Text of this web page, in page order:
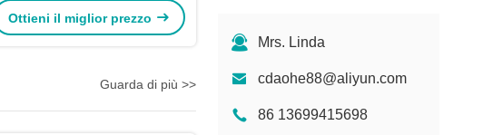
Mrs. Linda
cdaohe88@aliyun.com
86 13699415698
Ottieni il miglior prezzo
Guarda di più >>